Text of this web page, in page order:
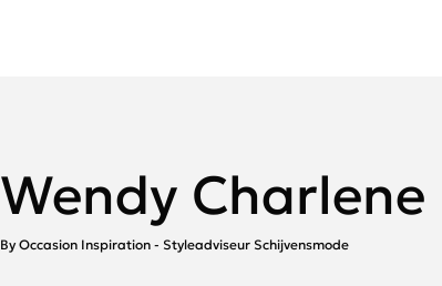
Wendy Charlene
By Occasion Inspiration - Styleadviseur Schijvensmode